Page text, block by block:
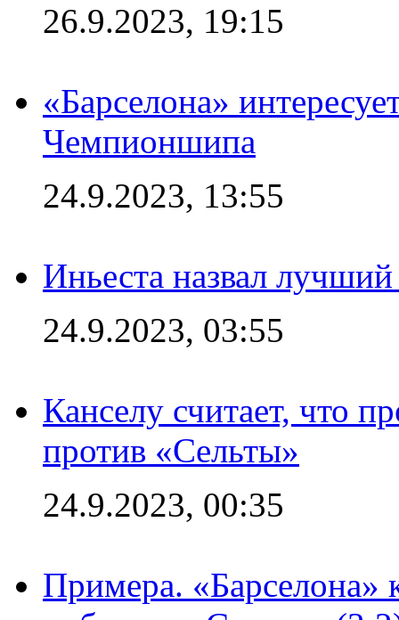
26.9.2023, 19:15
«Барселона»
Чемпионшипа
24.9.2023, 13:55
Иньеста назвал
24.9.2023, 03:55
Канселу считает, что
против «Сельты»
24.9.2023, 00:35
Примера. «Барселона»